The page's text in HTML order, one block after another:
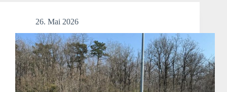
26. Mai 2026